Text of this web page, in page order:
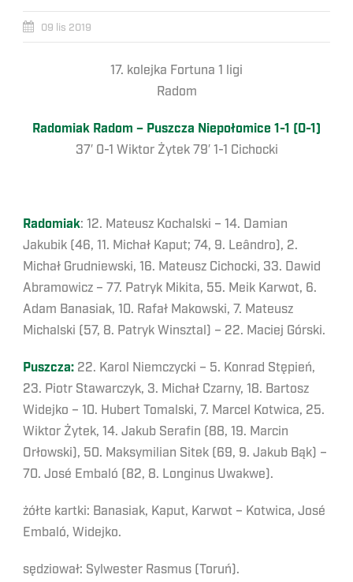
09 lis 2019
17. kolejka Fortuna 1 ligi
Radom
Radomiak Radom – Puszcza Niepołomice 1-1 (0-1)
37′ 0-1 Wiktor Żytek 79′ 1-1 Cichocki
Radomiak: 12. Mateusz Kochalski – 14. Damian
Jakubik (46, 11. Michał Kaput; 74, 9. Leândro), 2.
Michał Grudniewski, 16. Mateusz Cichocki, 33. Dawid
Abramowicz – 77. Patryk Mikita, 55. Meik Karwot, 6.
Adam Banasiak, 10. Rafał Makowski, 7. Mateusz
Michalski (57, 8. Patryk Winsztal) – 22. Maciej Górski.
Puszcza: 22. Karol Niemczycki – 5. Konrad Stępień,
23. Piotr Stawarczyk, 3. Michał Czarny, 18. Bartosz
Widejko – 10. Hubert Tomalski, 7. Marcel Kotwica, 25.
Wiktor Żytek, 14. Jakub Serafin (88, 19. Marcin
Orłowski), 50. Maksymilian Sitek (69, 9. Jakub Bąk) –
70. José Embaló (82, 8. Longinus Uwakwe).
żółte kartki: Banasiak, Kaput, Karwot – Kotwica, José
Embaló, Widejko.
sędziował: Sylwester Rasmus (Toruń).